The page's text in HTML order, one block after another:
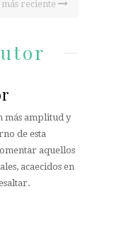
reciente
más amplitud y
de esta
aquellos
acaecidos en